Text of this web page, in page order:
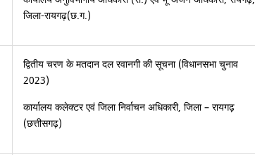
जिला-रायगढ़(छ.ग.)
द्वितीय चरण के मतदान दल रवानगी की सूचना (विधानसभा चुनाव
2023)
कार्यालय कलेक्टर एवं जिला निर्वाचन अधिकारी, जिला – रायगढ़
(छत्तीसगढ़)